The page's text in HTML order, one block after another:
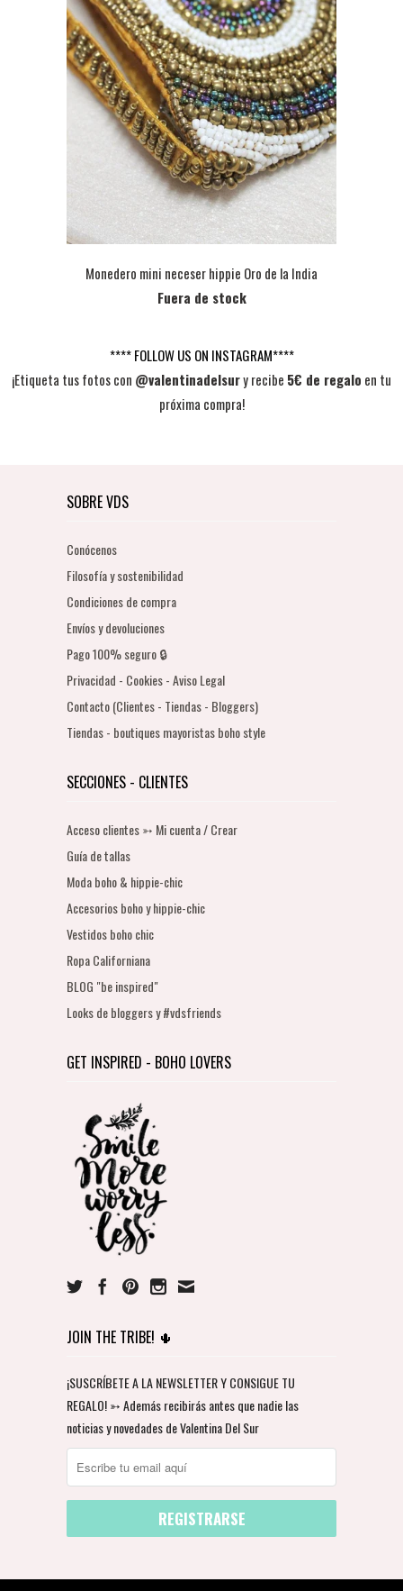
Monedero mini neceser hippie Oro de la India
Fuera de stock
**** FOLLOW US ON INSTAGRAM****
¡Etiqueta tus fotos con @valentinadelsury recibe 5€ de regalo en tu
próxima compra!
SOBRE VDS
Conócenos
Filosofía y sostenibilidad
Condiciones de compra
Envíos y devoluciones
Pago 100% seguro 🔒
Privacidad - Cookies - Aviso Legal
Contacto (Clientes - Tiendas - Bloggers)
Tiendas - boutiques mayoristas boho style
SECCIONES - CLIENTES
Acceso clientes ➳ Mi cuenta / Crear
Guía de tallas
Moda boho & hippie-chic
Accesorios boho y hippie-chic
Vestidos boho chic
Ropa Californiana
BLOG "be inspired"
Looks de bloggers y #vdsfriends
GET INSPIRED - BOHO LOVERS
JOIN THE TRIBE! 🌵
¡SUSCRÍBETE A LA NEWSLETTER Y CONSIGUE TU
REGALO! ➳ Además recibirás antes que nadie las
noticias y novedades de Valentina Del Sur